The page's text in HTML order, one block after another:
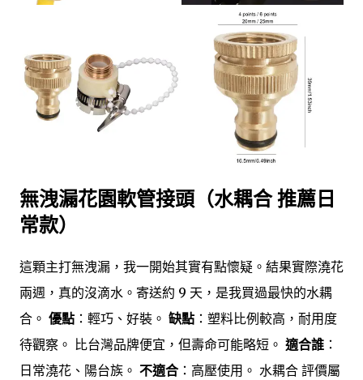
無洩漏花園軟管接頭（水耦合 推薦日
常款）
這顆主打無洩漏，我一開始其實有點懷疑。結果實際澆花
兩週，真的沒滴水。寄送約 9 天，是我買過最快的水耦
合。 優點 ：輕巧、好裝。 缺點 ：塑料比例較高，耐用度
待觀察。 比台灣品牌便宜，但壽命可能略短。 適合誰 ：
日常澆花、陽台族。 不適合 ：高壓使用。 水耦合 評價屬